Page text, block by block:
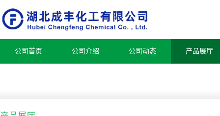
公司首页 公司介绍 公司动态 产品展厅